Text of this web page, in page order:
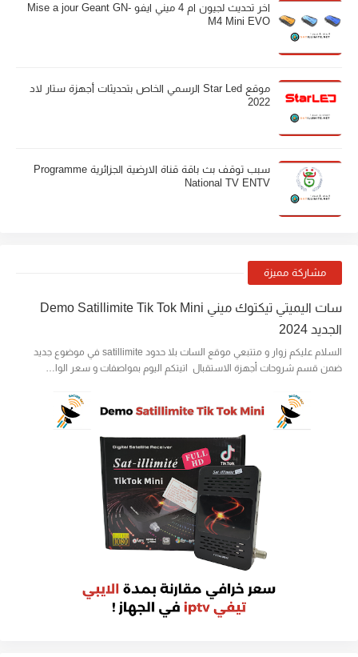
اخر تحديث لجيون ام 4 ميني ايفو Mise a jour Geant GN-
M4 Mini EVO
موقع Star Led الرسمي الخاص بتحديثات أجهزة ستار لاد
2022
سبب توقف بث باقة قناة الارضية الجزائرية Programme
National TV ENTV
مشاركة مميزة
سات اليميتي تيكتوك ميني Demo Satillimite Tik Tok Mini
الجديد 2024
السلام عليكم زوار و متتبعي موقع السات بلا حدود satillimite في موضوع جديد
ضمن قسم شروحات أجهزة الاستقبال اتيتكم اليوم بمواصفات و سعر الوا…